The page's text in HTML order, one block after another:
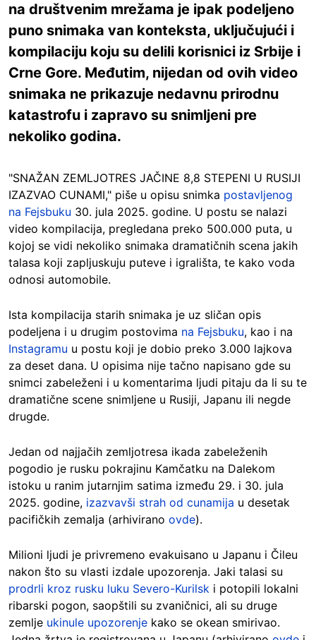
na društvenim mrežama je ipak podeljeno
puno snimaka van konteksta, uključujući i
kompilaciju koju su delili korisnici iz Srbije i
Crne Gore. Međutim, nijedan od ovih video
snimaka ne prikazuje nedavnu prirodnu
katastrofu i zapravo su snimljeni pre
nekoliko godina.
"SNAŽAN ZEMLJOTRES JAČINE 8,8 STEPENI U RUSIJI
IZAZVAO CUNAMI," piše u opisu snimka postavljenog
na Fejsbuku 30. jula 2025. godine. U postu se nalazi
video kompilacija, pregledana preko 500.000 puta, u
kojoj se vidi nekoliko snimaka dramatičnih scena jakih
talasa koji zapljuskuju puteve i igrališta, te kako voda
odnosi automobile.
Ista kompilacija starih snimaka je uz sličan opis
podeljena i u drugim postovima na Fejsbuku, kao i na
Instagramu u postu koji je dobio preko 3.000 lajkova
za deset dana. U opisima nije tačno napisano gde su
snimci zabeleženi i u komentarima ljudi pitaju da li su te
dramatične scene snimljene u Rusiji, Japanu ili negde
drugde.
Jedan od najjačih zemljotresa ikada zabeleženih
pogodio je rusku pokrajinu Kamčatku na Dalekom
istoku u ranim jutarnjim satima između 29. i 30. jula
2025. godine, izazvavši strah od cunamija u desetak
pacifičkih zemalja (arhivirano ovde).
Milioni ljudi je privremeno evakuisano u Japanu i Čileu
nakon što su vlasti izdale upozorenja. Jaki talasi su
prodrli kroz rusku luku Severo-Kurilsk i potopili lokalni
ribarski pogon, saopštili su zvaničnici, ali su druge
zemlje ukinule upozorenje kako se okean smirivao.